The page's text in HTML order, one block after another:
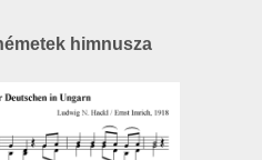
himnusza